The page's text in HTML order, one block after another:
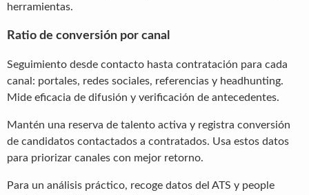
herramientas.
Ratio de conversión por canal
Seguimiento desde contacto hasta contratación para cada
canal: portales, redes sociales, referencias y headhunting.
Mide eficacia de difusión y verificación de antecedentes.
Mantén una reserva de talento activa y registra conversión
de candidatos contactados a contratados. Usa estos datos
para priorizar canales con mejor retorno.
Para un análisis práctico, recoge datos del ATS y people